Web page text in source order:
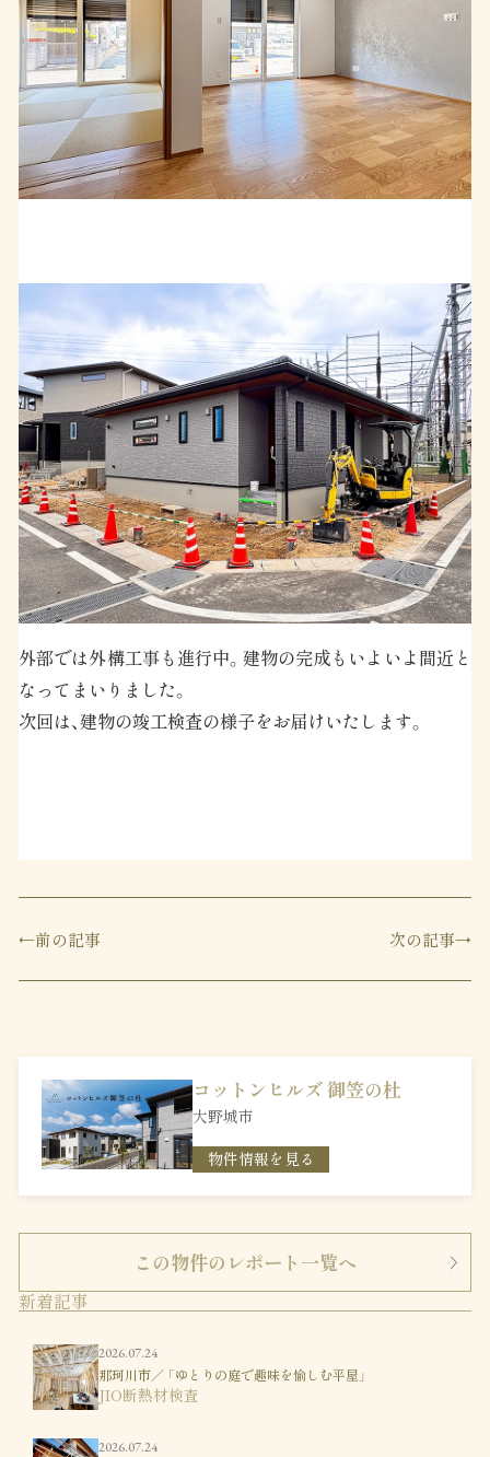
外部では外構工事も進行中。建物の完成もいよいよ間近と
なってまいりました。
次回は、建物の竣工検査の様子をお届けいたします。
前の記事 次の記事
コットンヒルズ 御笠の杜
大野城市
物件情報を見る
この物件のレポート一覧へ
新着記事
2026.07.24
那珂川市／ 「ゆとりの庭で趣味を愉しむ平屋」
JIO断熱材検査
2026.07.24